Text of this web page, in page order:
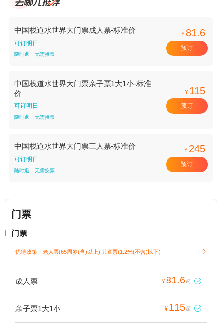
中国栈道水世界大门票成人票-标准价
可订明日
随时退 无需换票
¥ 81.6
预订
中国栈道水世界大门票亲子票1大1小-标准
价
可订明日
随时退 无需换票
¥ 115
预订
中国栈道水世界大门票三人票-标准价
可订明日
随时退 无需换票
¥ 245
预订
门票
门票
优待政策：老人票(65周岁(含)以上),儿童票(1.2米(不含)以下) 
成人票 ¥ 81.6起 
亲子票1大1小 ¥ 115起 